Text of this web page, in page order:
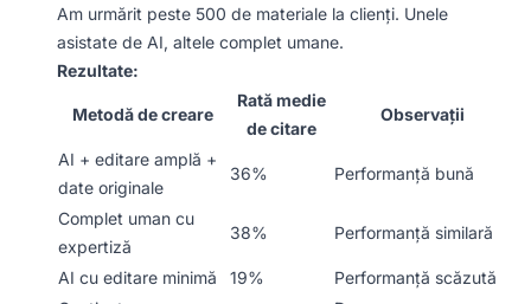
Am urmărit peste 500 de materiale la clienți. Unele
asistate de AI, altele complet umane.
Rezultate:
Metodă de creare
Rată medie
de citare
Observații
AI + editare amplă +
date originale
36% Performanță bună
Complet uman cu
expertiză
38% Performanță similară
AI cu editare minimă 19%
Performanță scăzută